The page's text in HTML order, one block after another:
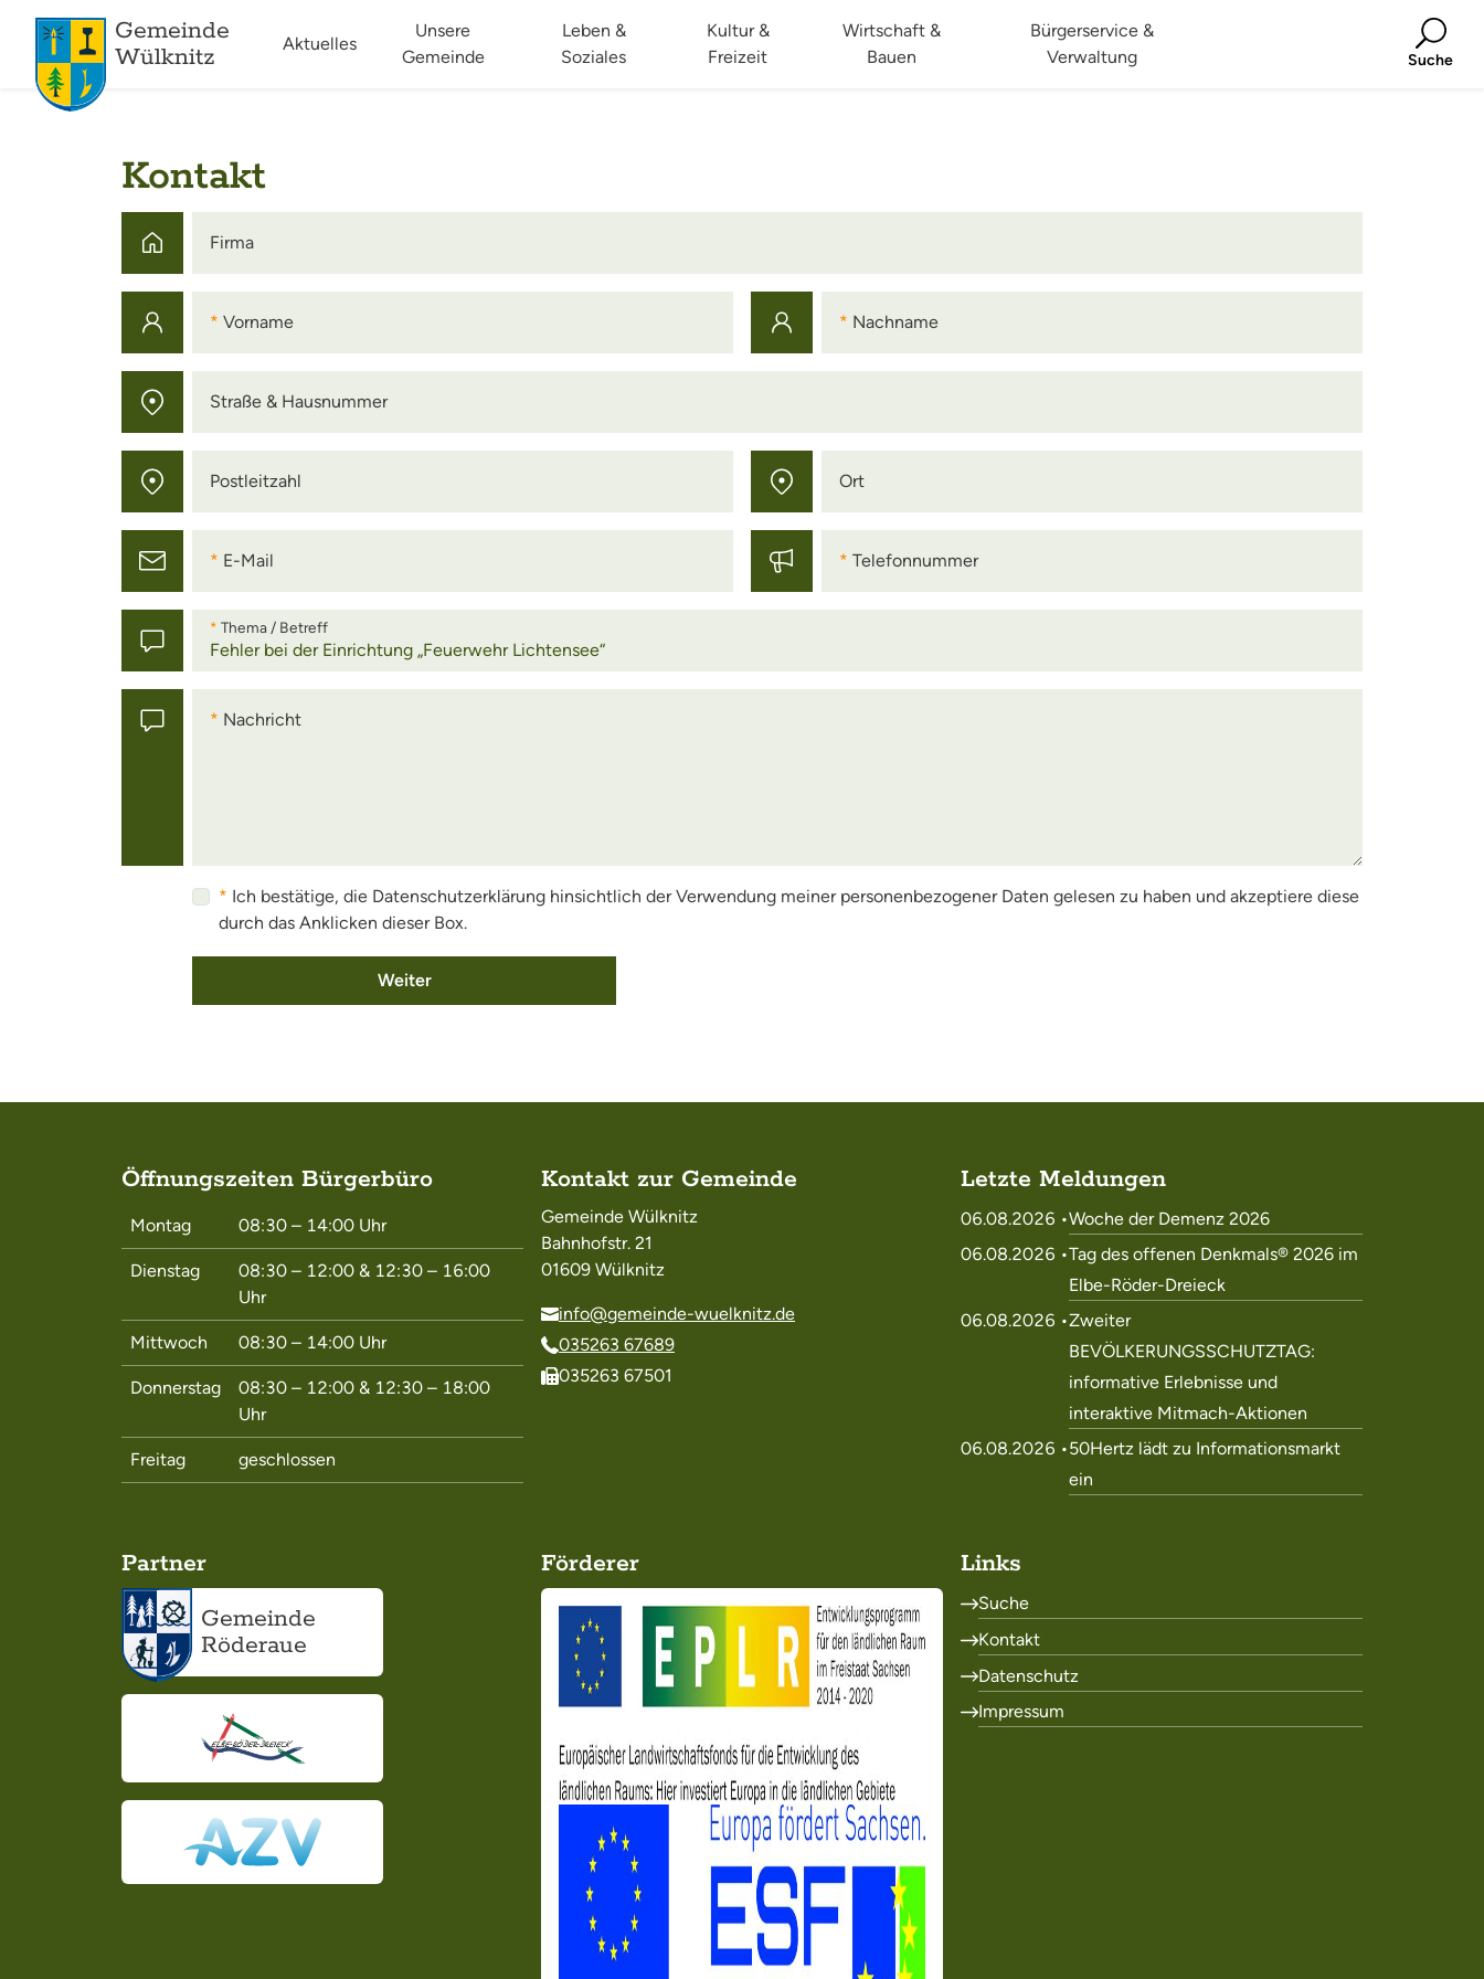
Gemeinde
Wülknitz
Aktuelles
Unsere
Gemeinde
Leben &
Soziales
Kultur &
Freizeit
Wirtschaft &
Bauen
Bürgerservice &
Verwaltung
Suche
Kontakt
Firma Firma
Vorname Vorname Nachname Nachname
Straße & Hausnummer
Straße & Hausnummer
PostleitzahlPostleitzahl Ort Ort
E-Mail E-Mail TelefonnummerTelefonnummer
Thema / Betreff
Thema / Betreff
Nachricht Nachricht
Ich bestätige, die Datenschutzerklärung hinsichtlich der Verwendung meiner personenbezogener Daten gelesen zu haben und akzeptiere diese
durch das Anklicken dieser Box.
Weiter
Letzte Meldungen
06.08.2026 •Woche der Demenz 2026
06.08.2026 •Tag des offenen Denkmals® 2026 im
Elbe-Röder-Dreieck
06.08.2026 •Zweiter
BEVÖLKERUNGSSCHUTZTAG:
informative Erlebnisse und
interaktive Mitmach-Aktionen
06.08.2026 •50Hertz lädt zu Informationsmarkt
ein
Links
Suche
Kontakt
Datenschutz
Impressum
Kontakt zur Gemeinde
Gemeinde Wülknitz
Bahnhofstr. 21
01609 Wülknitz
info@gemeinde-wuelknitz.de
035263 67689
035263 67501
Öffnungszeiten Bürgerbüro
Montag 08:30 – 14:00 Uhr
Dienstag 08:30 – 12:00 & 12:30 – 16:00
Uhr
Mittwoch 08:30 – 14:00 Uhr
Donnerstag 08:30 – 12:00 & 12:30 – 18:00
Uhr
Freitag geschlossen
Partner
Gemeinde
Röderaue
Förderer